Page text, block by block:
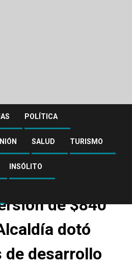
POLÍTICA
SALUD TURISMO
INSÓLITO
la Alcaldía dotó seis centros de
de $840
dotó
desarrollo